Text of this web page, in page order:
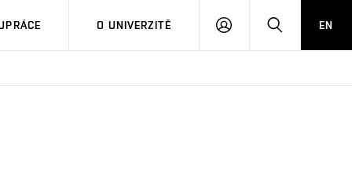
O UNIVERZITĚ
PŘIHLÁSIT HLEDATEN